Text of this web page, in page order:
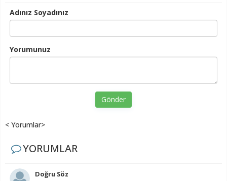
Adınız Soyadınız
Yorumunuz
Gönder
< Yorumlar>
YORUMLAR
Doğru Söz